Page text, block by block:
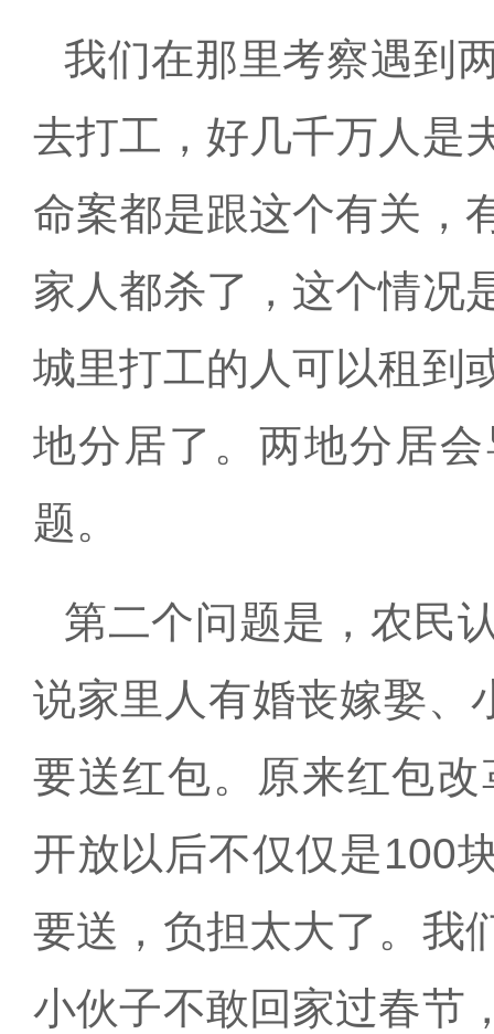
我们在那里考察遇到
去打工，好几千万人是
命案都是跟这个有关，
家人都杀了，这个情况
城里打工的人可以租到
地分居了。两地分居
题。
第二个问题是，农民
说家里人有婚丧嫁娶、
要送红包。原来红包
开放以后不仅仅是100
要送，负担太大了。我
小伙子不敢回家过春节